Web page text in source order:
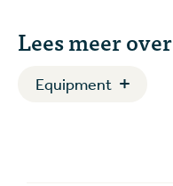
Lees meer over
Equipment